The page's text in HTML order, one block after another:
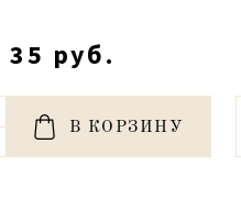
35 руб.
В КОРЗИНУ